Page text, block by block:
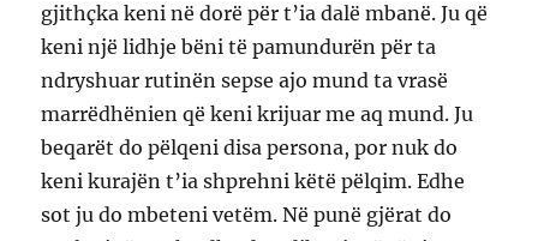
gjithçka keni në dorë për t’ia dalë mbanë. Ju që
keni një lidhje bëni të pamundurën për ta
ndryshuar rutinën sepse ajo mund ta vrasë
marrëdhënien që keni krijuar me aq mund. Ju
beqarët do pëlqeni disa persona, por nuk do
keni kurajën t’ia shprehni këtë pëlqim. Edhe
sot ju do mbeteni vetëm. Në punë gjërat do